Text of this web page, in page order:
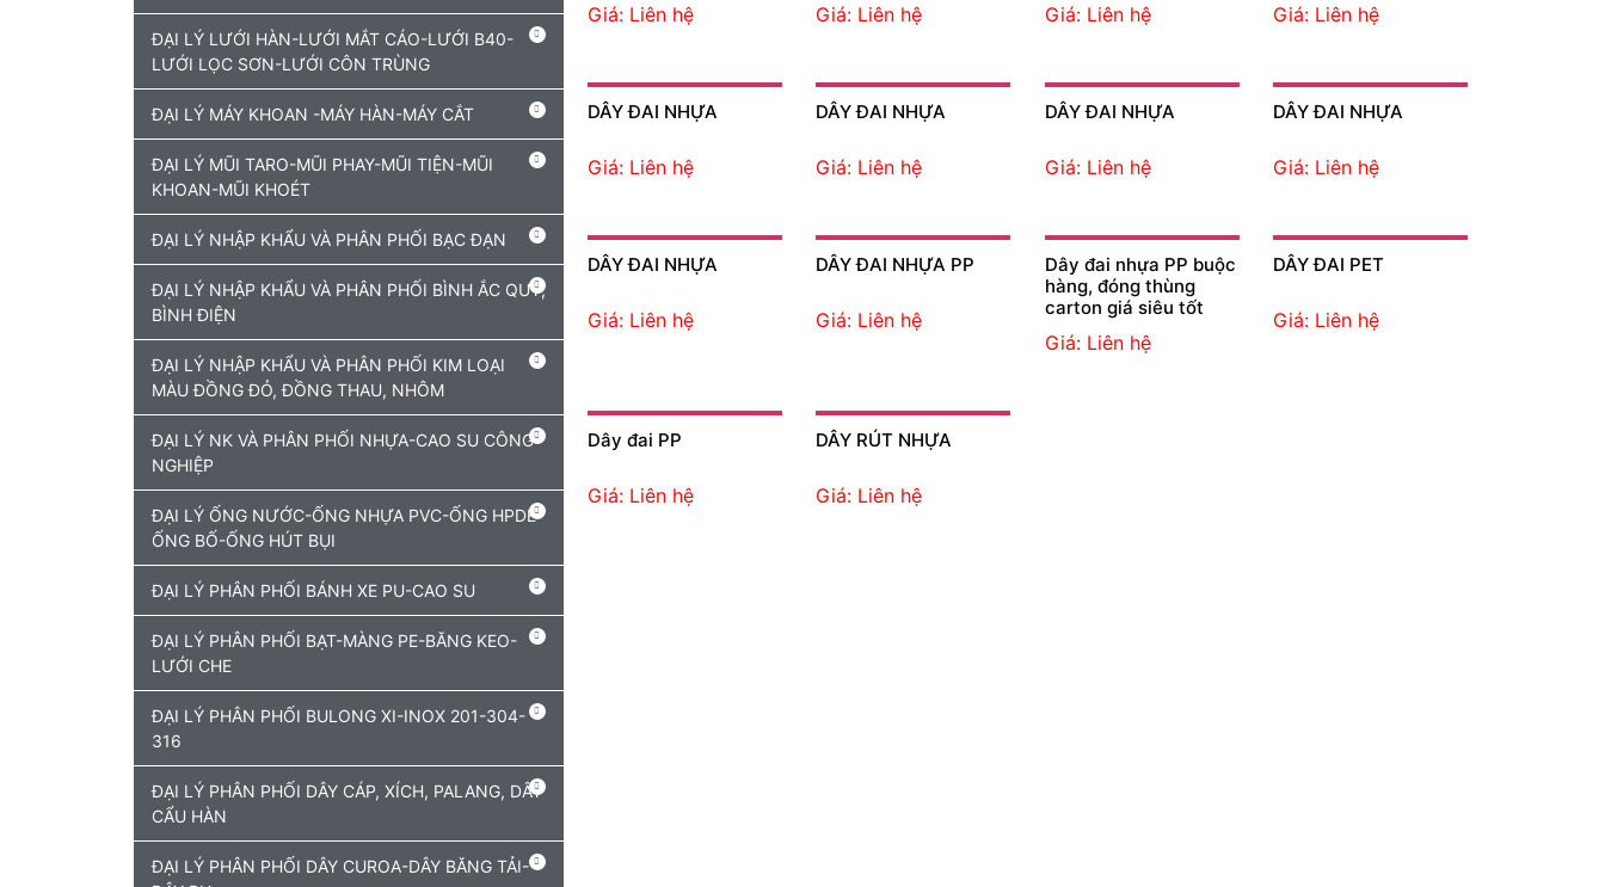
ĐẠI LÝ LƯỚI HÀN-LƯỚI MẮT CÁO-LƯỚI B40-
LƯỚI LỌC SƠN-LƯỚI CÔN TRÙNG
ĐẠI LÝ MÁY KHOAN -MÁY HÀN-MÁY CẮT
ĐẠI LÝ MŨI TARO-MŨI PHAY-MŨI TIỆN-MŨI
KHOAN-MŨI KHOÉT
ĐẠI LÝ NHẬP KHẨU VÀ PHÂN PHỐI BẠC ĐẠN
ĐẠI LÝ NHẬP KHẨU VÀ PHÂN PHỐI BÌNH ẮC QUY,
BÌNH ĐIỆN
ĐẠI LÝ NHẬP KHẨU VÀ PHÂN PHỐI KIM LOẠI
MÀU ĐỒNG ĐỎ, ĐỒNG THAU, NHÔM
ĐẠI LÝ NK VÀ PHÂN PHỐI NHỰA-CAO SU CÔNG
NGHIỆP
ĐẠI LÝ ỐNG NƯỚC-ỐNG NHỰA PVC-ỐNG HPDE-
ỐNG BỐ-ỐNG HÚT BỤI
ĐẠI LÝ PHÂN PHỐI BÁNH XE PU-CAO SU
ĐẠI LÝ PHÂN PHỐI BẠT-MÀNG PE-BĂNG KEO-
LƯỚI CHE
ĐẠI LÝ PHÂN PHỐI BULONG XI-INOX 201-304-
316
ĐẠI LÝ PHÂN PHỐI DÂY CÁP, XÍCH, PALANG, DÂY
CẨU HÀN
ĐẠI LÝ PHÂN PHỐI DÂY CUROA-DÂY BĂNG TẢI-
Giá: Liên hệ Giá: Liên hệ Giá: Liên hệ Giá: Liên hệ
DÂY ĐAI NHỰA
Giá: Liên hệ
DÂY ĐAI NHỰA
Giá: Liên hệ
DÂY ĐAI NHỰA
Giá: Liên hệ
DÂY ĐAI NHỰA
Giá: Liên hệ
DÂY ĐAI NHỰA
Giá: Liên hệ
DÂY ĐAI NHỰA PP
Giá: Liên hệ
Dây đai nhựa PP buộc
hàng, đóng thùng
carton giá siêu tốt
Giá: Liên hệ
DÂY ĐAI PET
Giá: Liên hệ
Dây đai PP
Giá: Liên hệ
DÂY RÚT NHỰA
Giá: Liên hệ